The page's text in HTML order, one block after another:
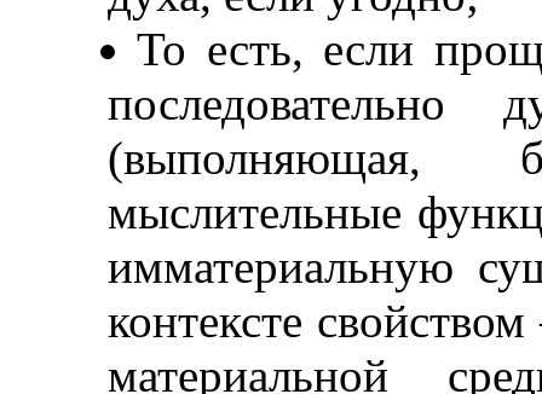
То есть, если
(выполняющая,
мыслительные
имматериальную
контексте
материальной